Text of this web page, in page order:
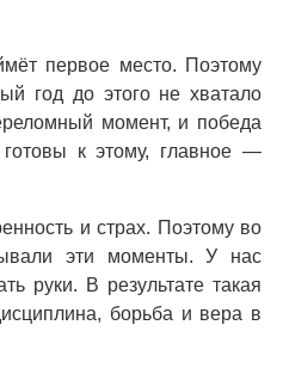
первое место. Поэтому
год до этого не хватало
момент, и победа
к этому, главное —
и страх. Поэтому во
эти моменты. У нас
руки. В результате такая
борьба и вера в